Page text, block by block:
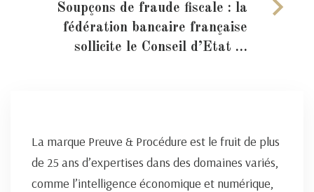
Soupçons de fraude fiscale : la
fédération bancaire française
sollicite le Conseil d’Etat …
La marque Preuve & Procédure est le fruit de plus
de 25 ans d’expertises dans des domaines variés,
comme l’intelligence économique et numérique,